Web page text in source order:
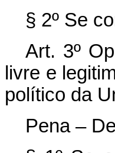
§ 2º Se
Art. 3º
livre e
político da
Pena –